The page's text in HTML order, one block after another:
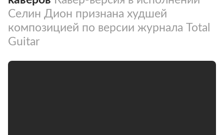
Селин Дион признана худшей
композицией по версии журнала Total
Guitar